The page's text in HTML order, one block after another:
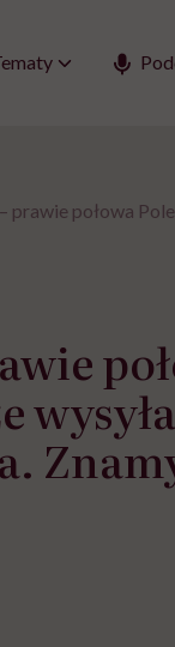
prawie połowa